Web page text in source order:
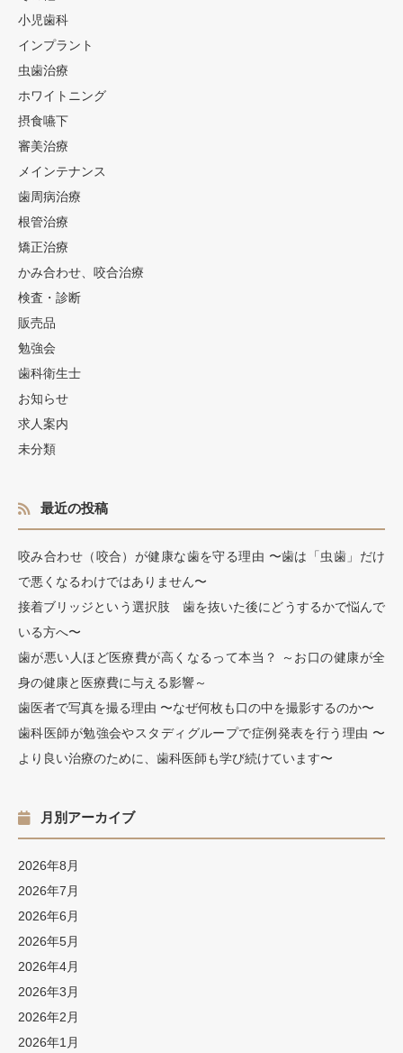
小児歯科
インプラント
虫歯治療
ホワイトニング
摂食嚥下
審美治療
メインテナンス
歯周病治療
根管治療
矯正治療
かみ合わせ、咬合治療
検査・診断
販売品
勉強会
歯科衛生士
お知らせ
求人案内
未分類
最近の投稿
咬み合わせ（咬合）が健康な歯を守る理由 〜歯は「虫歯」だけ
で悪くなるわけではありません〜
接着ブリッジという選択肢 歯を抜いた後にどうするかで悩んで
いる方へ〜
歯が悪い人ほど医療費が高くなるって本当？ ～お口の健康が全
身の健康と医療費に与える影響～
歯医者で写真を撮る理由 〜なぜ何枚も口の中を撮影するのか〜
歯科医師が勉強会やスタディグループで症例発表を行う理由 〜
より良い治療のために、歯科医師も学び続けています〜
月別アーカイブ
2026年8月
2026年7月
2026年6月
2026年5月
2026年4月
2026年3月
2026年2月
2026年1月